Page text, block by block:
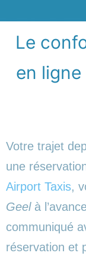
Le
en ligne
Votre trajet
une
Airport Taxis,
Geelà
communiqué
réservation et